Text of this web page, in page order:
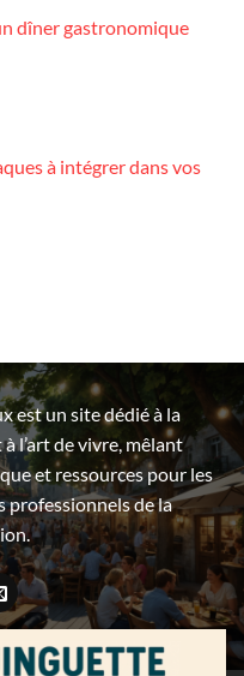
dîner gastronomique
à intégrer dans vos
est un site dédié à la
l’art de vivre, mêlant
et ressources pour les
professionnels de la